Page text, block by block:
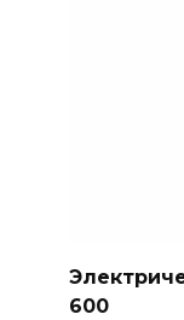
600